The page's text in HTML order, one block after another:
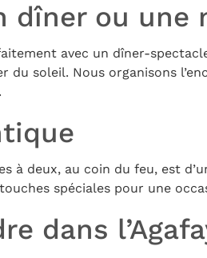
dîner ou une
avec un dîner-
du soleil. Nous organisons
à deux, au coin du feu, est
spéciales pour une
dans